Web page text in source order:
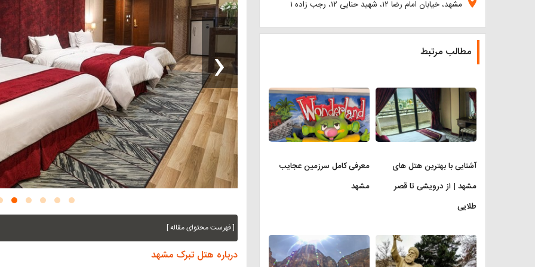
‹
[ فهرست محتوای مقاله ]
درباره هتل تبرک مشهد
مشهد، خیابان امام رضا ۱۲، شهید حنایی ۱۲، رجب زاده ۱
مطالب مرتبط
آشنایی با بهترین هتل های
مشهد | از درویشی تا قصر
طلایی
معرفی کامل سرزمین عجایب
مشهد